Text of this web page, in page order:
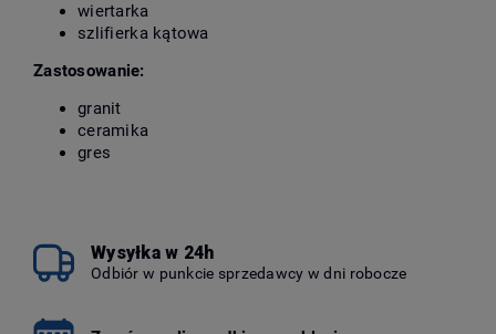
wiertarka
szlifierka kątowa
Zastosowanie:
granit
ceramika
gres
Wysyłka w 24h
Odbiór w punkcie sprzedawcy w dni robocze